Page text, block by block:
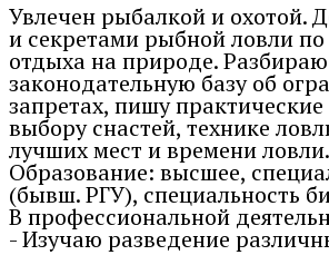
Увлечен рыбалкой и охотой.
и секретами рыбной ловли
отдыха на природе. Разбираю
законодательную базу об
запретах, пишу
выбору снастей, технике
лучших мест и времени ловли.
Образование: высшее,
(бывш. РГУ), специальность
В профессиональной
- Изучаю разведение